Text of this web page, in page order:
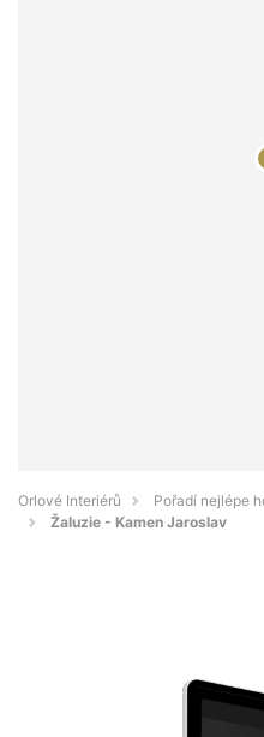
Orlové Interiérů
Pořadí nejlépe
Žaluzie - Kamen Jaroslav